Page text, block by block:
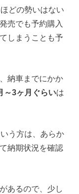
どの勢いはない
売でも予約購入
しまうことも予
納車までにかか
～3ヶ月ぐらいは
う方は、あらか
納期状況を確認
あるので、少し